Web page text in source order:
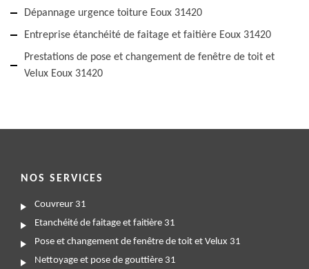
Dépannage urgence toiture Eoux 31420
Entreprise étanchéité de faitage et faitière Eoux 31420
Prestations de pose et changement de fenêtre de toit et
Velux Eoux 31420
NOS SERVICES
Couvreur 31
Etanchéité de faitage et faitière 31
Pose et changement de fenêtre de toit et Velux 31
Nettoyage et pose de gouttière 31